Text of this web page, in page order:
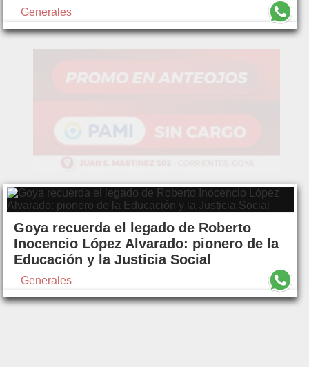
Generales
Goya recuerda el legado de Roberto
Inocencio López Alvarado: pionero de la
Educación y la Justicia Social
Generales